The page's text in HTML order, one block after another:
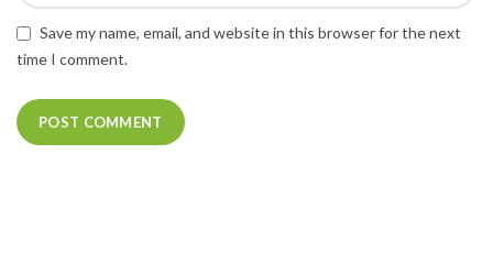
Save my name, email, and website in this browser for the next
time I comment.